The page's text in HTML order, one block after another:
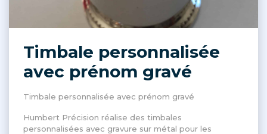
Timbale personnalisée
avec prénom gravé
Timbale personnalisée avec prénom gravé
Humbert Précision réalise des timbales
personnalisées avec gravure sur métal pour les